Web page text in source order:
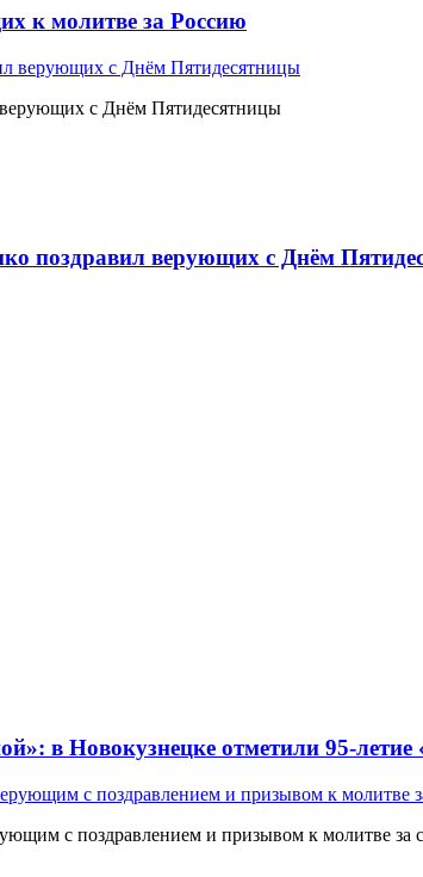
к молитве за Россию
с Днём Пятидесятницы
поздравил верующих с Днём
в Новокузнецке отметили 95-
с поздравлением и призывом к молитве за